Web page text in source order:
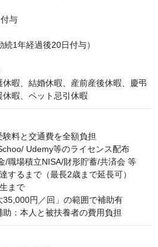
与
1年経過後20日付与）
休暇、結婚休暇、産前産後休暇、慶弔
暇、ペット忌引休暇
験料と交通費を全額負担
Udemy等のライセンス配布
/職場積立NISA/財形貯蓄/共済会 等
するまで（最長2歳まで延長可）
まで
35,000円／回」の範囲で補助有
助：本人と被扶養者の費用負担